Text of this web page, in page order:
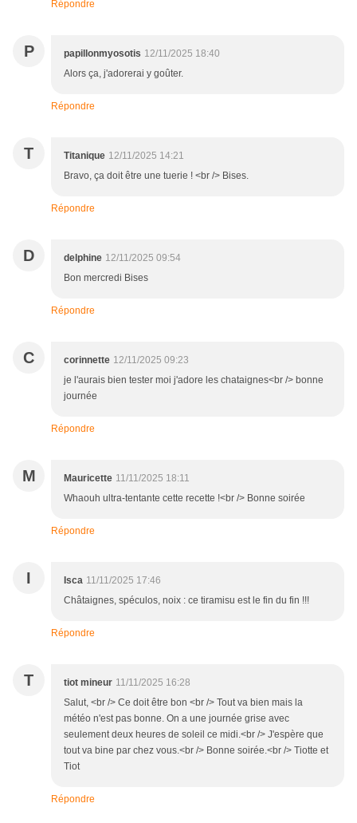
Répondre
P papillonmyosotis 12/11/2025 18:40
Alors ça, j'adorerai y goûter.
Répondre
T Titanique 12/11/2025 14:21
Bravo, ça doit être une tuerie ! <br /> Bises.
Répondre
D delphine 12/11/2025 09:54
Bon mercredi Bises
Répondre
C corinnette 12/11/2025 09:23
je l'aurais bien tester moi j'adore les chataignes<br /> bonne
journée
Répondre
M Mauricette 11/11/2025 18:11
Whaouh ultra-tentante cette recette !<br /> Bonne soirée
Répondre
I Isca 11/11/2025 17:46
Châtaignes, spéculos, noix : ce tiramisu est le fin du fin !!!
Répondre
T tiot mineur 11/11/2025 16:28
Salut, <br /> Ce doit être bon <br /> Tout va bien mais la
météo n'est pas bonne. On a une journée grise avec
seulement deux heures de soleil ce midi.<br /> J'espère que
tout va bine par chez vous.<br /> Bonne soirée.<br /> Tiotte et
Tiot
Répondre